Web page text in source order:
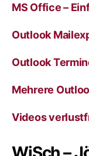
MS Office –
Outlook
Outlook
Mehrere
Videos